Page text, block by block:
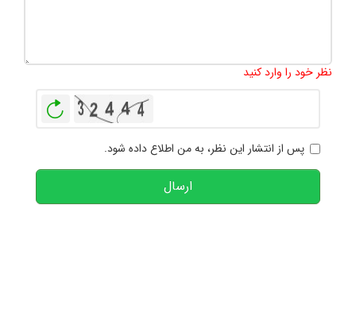
نظر خود را وارد کنید
پس از انتشار این نظر، به من اطلاع داده شود.
ارسال